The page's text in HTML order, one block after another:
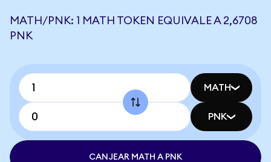
MATH/PNK: 1 MATH TOKEN EQUIVALE A 2,6708
PNK
MATH
PNK
CANJEAR MATH A PNK